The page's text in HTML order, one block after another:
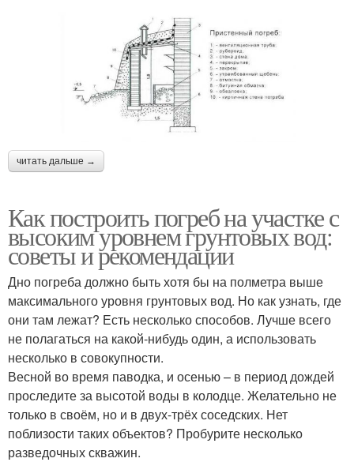
читать дальше →
Как построить погреб на участке с
высоким уровнем грунтовых вод:
советы и рекомендации
Дно погреба должно быть хотя бы на полметра выше
максимального уровня грунтовых вод. Но как узнать, где
они там лежат? Есть несколько способов. Лучше всего
не полагаться на какой-нибудь один, а использовать
несколько в совокупности.
Весной во время паводка, и осенью – в период дождей
проследите за высотой воды в колодце. Желательно не
только в своём, но и в двух-трёх соседских. Нет
поблизости таких объектов? Пробурите несколько
разведочных скважин.